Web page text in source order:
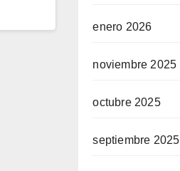
enero 2026
noviembre 2025
octubre 2025
septiembre 2025